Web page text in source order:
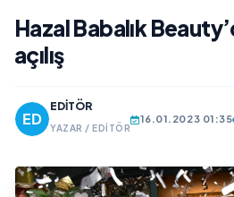
Hazal Babalık
açılış
EDITÖR
YAZAR / EDITÖR
16.01.2023 01:35